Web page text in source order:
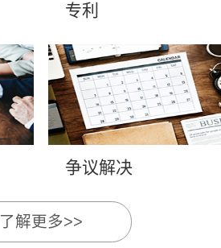
专利
争议解决
了解更多>>